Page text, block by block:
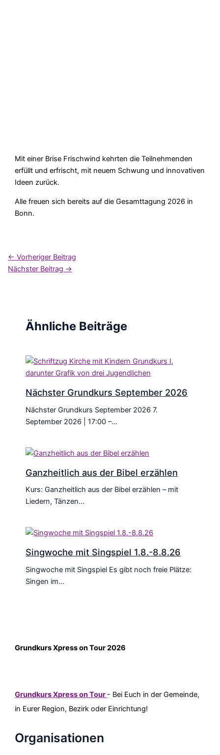
Mit einer Brise Frischwind kehrten die Teilnehmenden
erfüllt und erfrischt, mit neuem Schwung und innovativen
Ideen zurück.
Alle freuen sich bereits auf die Gesamttagung 2026 in
Bonn.
← Vorheriger Beitrag
Nächster Beitrag →
Ähnliche Beiträge
Nächster Grundkurs September 2026
Nächster Grundkurs September 2026 7.
September 2026 | 17:00 –…
Ganzheitlich aus der Bibel erzählen
Kurs: Ganzheitlich aus der Bibel erzählen – mit
Liedern, Tänzen…
Singwoche mit Singspiel 1.8.-8.8.26
Singwoche mit Singspiel Es gibt noch freie Plätze:
Singen im…
Grundkurs Xpress on Tour 2026
Grundkurs Xpress on Tour - Bei Euch in der Gemeinde,
in Eurer Region, Bezirk oder Einrichtung!
Organisationen